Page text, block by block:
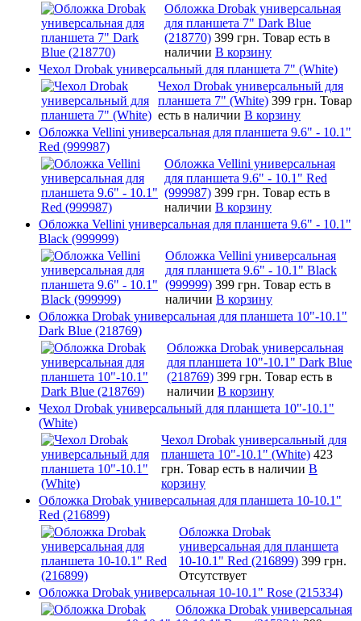
Обложка Drobak универсальная
для планшета 7" Dark Blue
(218770) 399 грн. Товар есть в
наличии В корзину
Чехол Drobak универсальный для планшета 7" (White)
Чехол Drobak универсальный для
планшета 7" (White) 399 грн. Товар
есть в наличии В корзину
Обложка Vellini универсальная для планшета 9.6" - 10.1"
Red (999987)
Обложка Vellini универсальная
для планшета 9.6" - 10.1" Red
(999987) 399 грн. Товар есть в
наличии В корзину
Обложка Vellini универсальная для планшета 9.6" - 10.1"
Black (999999)
Обложка Vellini универсальная
для планшета 9.6" - 10.1" Black
(999999) 399 грн. Товар есть в
наличии В корзину
Обложка Drobak универсальная для планшета 10"-10.1"
Dark Blue (218769)
Обложка Drobak универсальная
для планшета 10"-10.1" Dark Blue
(218769) 399 грн. Товар есть в
наличии В корзину
Чехол Drobak универсальный для планшета 10"-10.1"
(White)
Чехол Drobak универсальный для
планшета 10"-10.1" (White) 423
грн. Товар есть в наличии В
корзину
Обложка Drobak универсальная для планшета 10-10.1"
Red (216899)
Обложка Drobak
универсальная для планшета
10-10.1" Red (216899) 399 грн.
Отсутствует
Обложка Drobak универсальная 10-10.1" Rose (215334)
Обложка Drobak универсальная